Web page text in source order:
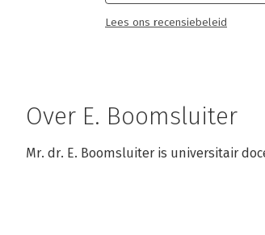
Lees ons recensiebeleid
Over E. Boomsluiter
Mr. dr. E. Boomsluiter is universitair